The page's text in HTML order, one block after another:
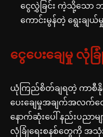
ငွေလွှဲခြင်း ကဲ့သို့သော
ကောင်းမွန်တဲ့ ရွေးချ
ငွေပေးချေမှု လုံခ
ယုံကြည်စိတ်ချရတဲ့ ကာစီနို
ပေးချေမှုအချက်အလ
နောက်ဆုံးပေါ် နည်းပညာမ
လုံခြုံရေးစနစ်တွေကို အသုံ